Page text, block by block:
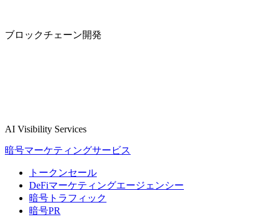
ブロックチェーン開発
AI Visibility Services
暗号マーケティングサービス
トークンセール
DeFiマーケティングエージェンシー
暗号トラフィック
暗号PR